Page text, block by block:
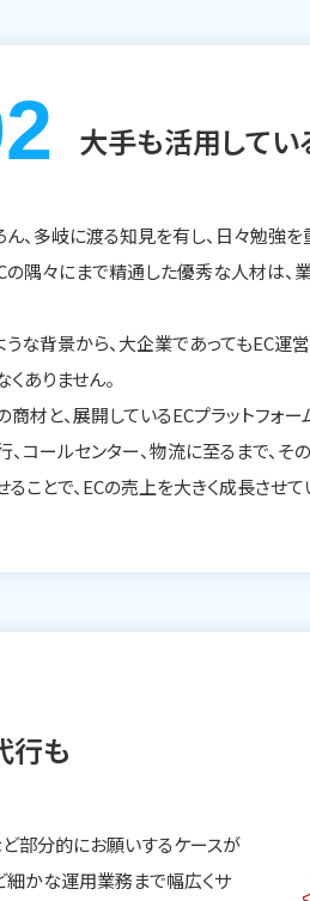
大手も活用して
ん、多岐に渡る知見を有し、日々勉強
の隅々にまで精通した優秀な人材は
うな背景から、大企業であってもEC運
くありません。
商材と、展開しているECプラットフォ
、コールセンター、物流に至るまで、
ることで、ECの売上を大きく成長させて
行も
部分的にお願いするケースが
細かな運用業務まで幅広くサ